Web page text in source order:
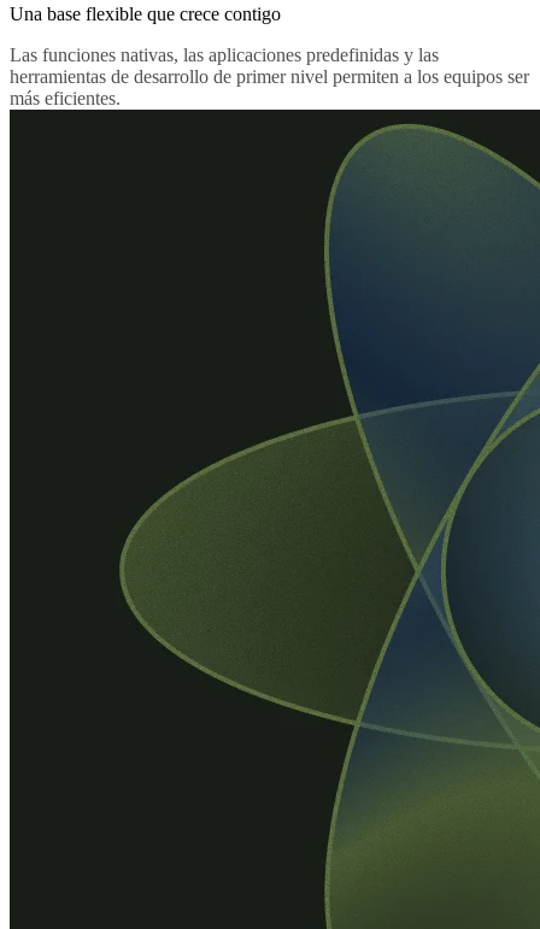
Una base flexible que crece contigo
Las funciones nativas, las aplicaciones predefinidas y las
herramientas de desarrollo de primer nivel permiten a los equipos ser
más eficientes.